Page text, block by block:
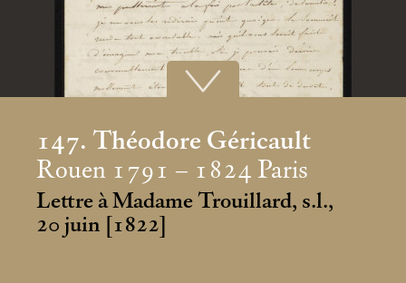
147. Théodore Géricault
Rouen 1791 – 1824 Paris
Lettre à Madame Trouillard, s.l.,
20 juin [1822]